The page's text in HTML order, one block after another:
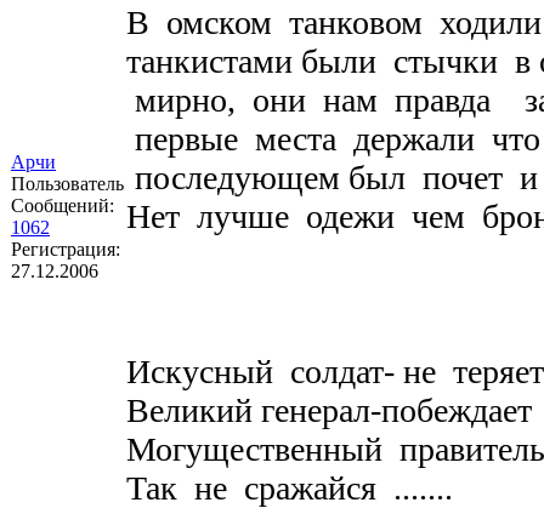
Арчи
Пользователь
Сообщений:
1062
Регистрация:
27.12.2006
В омском танковом
танкистами были стычки в
мирно, они нам правда
первые места держали
последующем был почет и
Нет лучше одежи чем
Искусный солдат- не
Великий генерал-
Могущественный
Так не сражайся .......